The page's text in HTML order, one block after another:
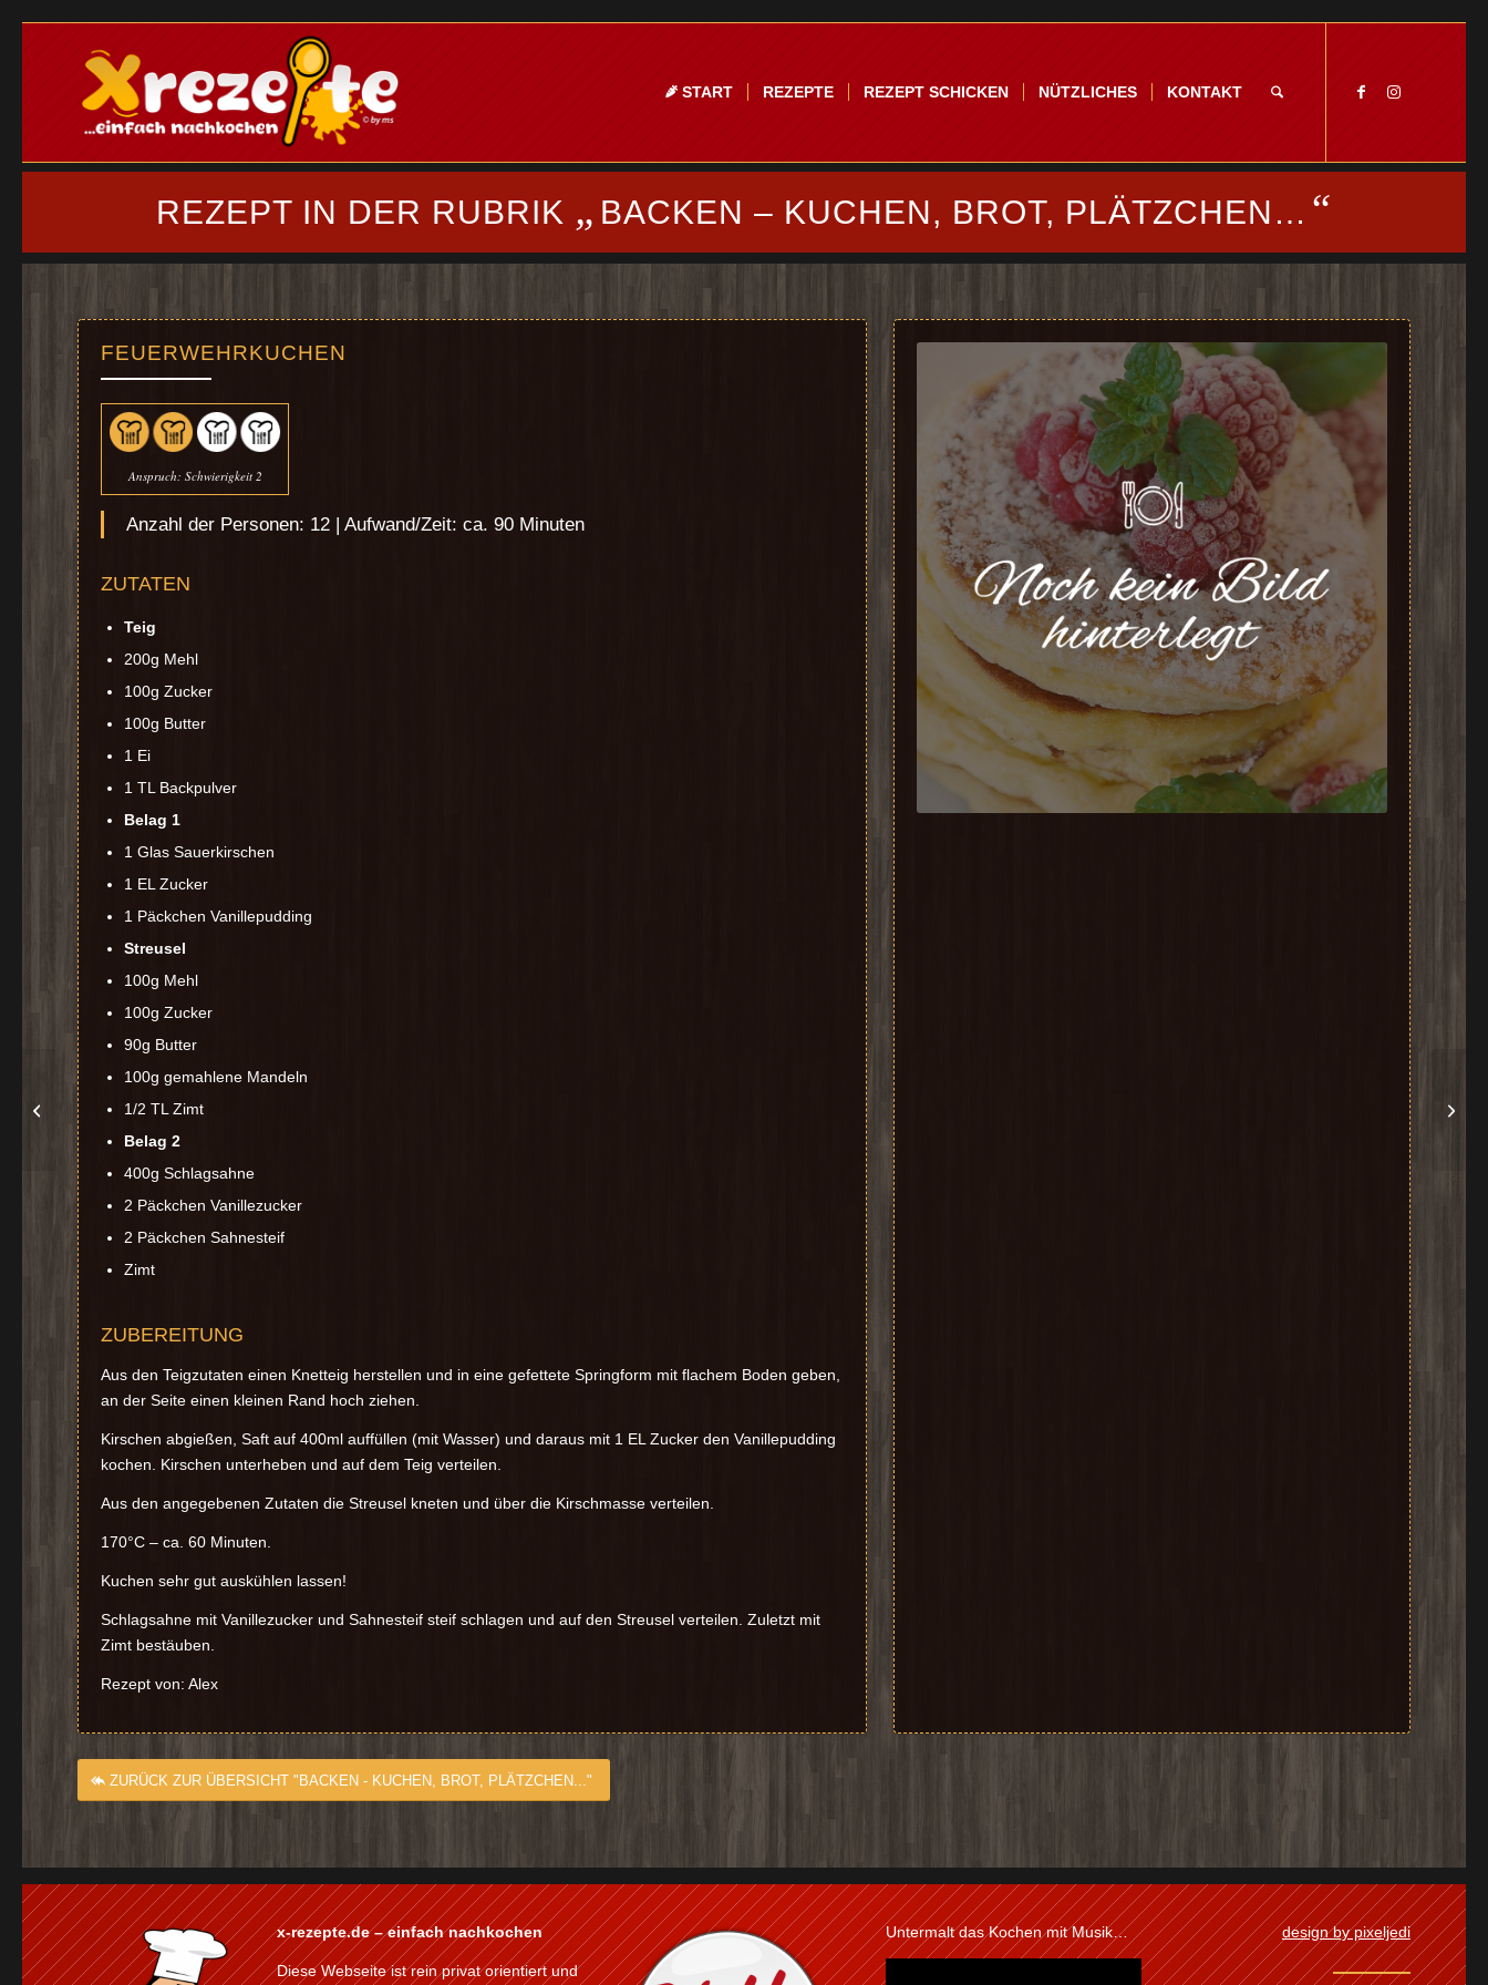
START REZEPTE REZEPT SCHICKEN NÜTZLICHES KONTAKT
REZEPT IN DER RUBRIK „ BACKEN – KUCHEN, BROT, PLÄTZCHEN… “
FEUERWEHRKUCHEN
Anspruch: Schwierigkeit 2
Anzahl der Personen: 12 | Aufwand/Zeit: ca. 90 Minuten
ZUTATEN
Teig
200g Mehl
100g Zucker
100g Butter
1 Ei
1 TL Backpulver
Belag 1
1 Glas Sauerkirschen
1 EL Zucker
1 Päckchen Vanillepudding
Streusel
100g Mehl
100g Zucker
90g Butter
100g gemahlene Mandeln
1/2 TL Zimt
Belag 2
400g Schlagsahne
2 Päckchen Vanillezucker
2 Päckchen Sahnesteif
Zimt
ZUBEREITUNG
Aus den Teigzutaten einen Knetteig herstellen und in eine gefettete Springform mit flachem Boden geben,
an der Seite einen kleinen Rand hoch ziehen.
Kirschen abgießen, Saft auf 400ml auffüllen (mit Wasser) und daraus mit 1 EL Zucker den Vanillepudding
kochen. Kirschen unterheben und auf dem Teig verteilen.
Aus den angegebenen Zutaten die Streusel kneten und über die Kirschmasse verteilen.
170°C – ca. 60 Minuten.
Kuchen sehr gut auskühlen lassen!
Schlagsahne mit Vanillezucker und Sahnesteif steif schlagen und auf den Streusel verteilen. Zuletzt mit
Zimt bestäuben.
Rezept von: Alex
ZURÜCK ZUR ÜBERSICHT "BACKEN - KUCHEN, BROT, PLÄTZCHEN..."
x-rezepte.de – einfach nachkochen
Diese Webseite ist rein privat orientiert und
Untermalt das Kochen mit Musik… design by pixeljedi
Fantakuchen